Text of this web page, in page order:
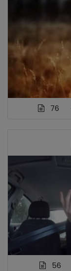
76
56